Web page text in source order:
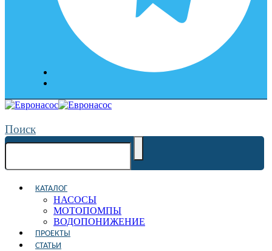
Поиск
КАТАЛОГ
НАСОСЫ
МОТОПОМПЫ
ВОДОПОНИЖЕНИЕ
ПРОЕКТЫ
СТАТЬИ